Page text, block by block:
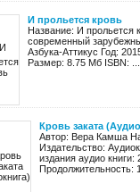
И прольется кровь
Название: И прольется
современный
Азбука-Аттикус Год:
Размер: 8.75 Мб ISBN: ...
Кровь заката
Автор: Вера Камша
Издательство:
издания аудио
Продолжительность: